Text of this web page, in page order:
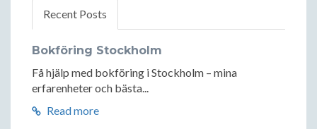
Recent Posts
Bokföring Stockholm
Få hjälp med bokföring i Stockholm – mina
erfarenheter och bästa...
Read more